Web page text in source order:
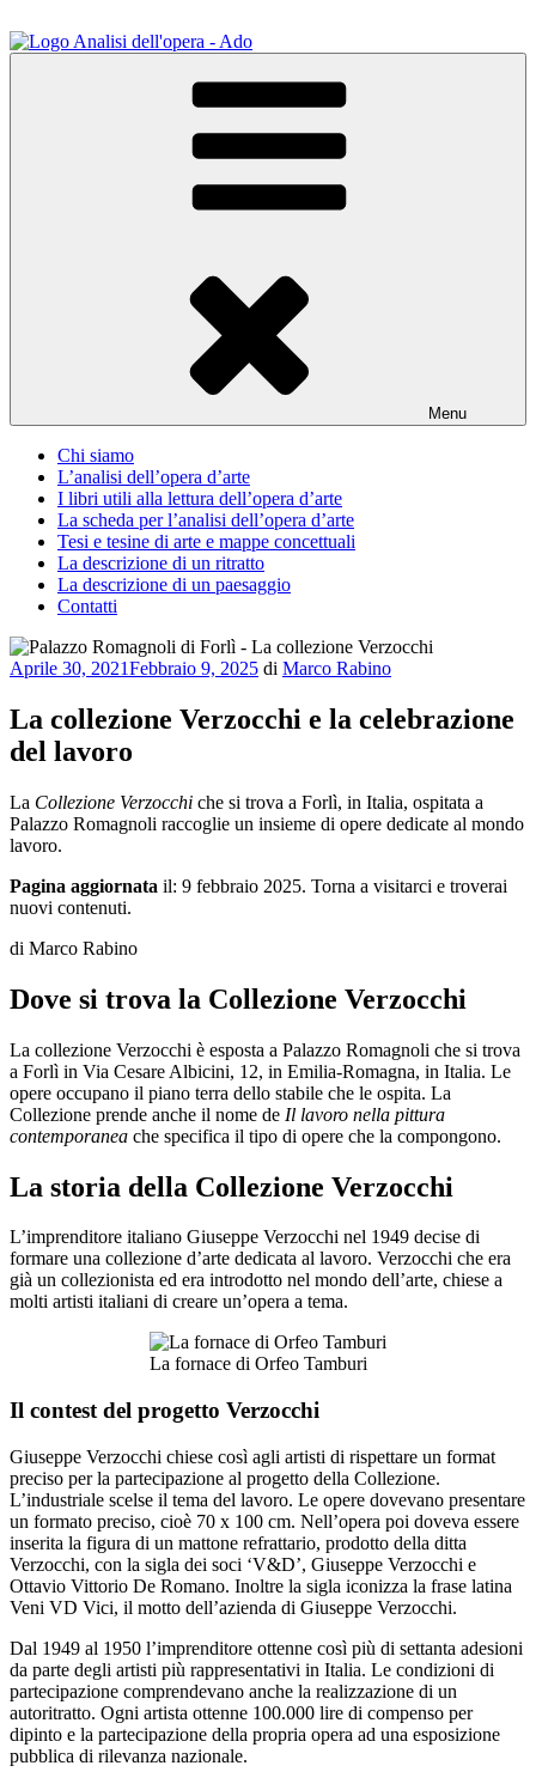
al
contenuto
Osservare le opere d'arte per capirle e imparare ad amarle
Menu
Chi siamo
L’analisi dell’opera d’arte
I libri utili alla lettura dell’opera d’arte
La scheda per l’analisi dell’opera d’arte
Tesi e tesine di arte e mappe concettuali
La descrizione di un ritratto
La descrizione di un paesaggio
Contatti
Pubblicato
Aprile 30, 2021Febbraio 9, 2025 di Marco Rabino
La collezione Verzocchi e la celebrazione
del lavoro
La Collezione Verzocchi che si trova a Forlì, in Italia, ospitata a
Palazzo Romagnoli raccoglie un insieme di opere dedicate al mondo
lavoro.
Pagina aggiornata il: 9 febbraio 2025. Torna a visitarci e troverai
nuovi contenuti.
di Marco Rabino
Dove si trova la Collezione Verzocchi
La collezione Verzocchi è esposta a Palazzo Romagnoli che si trova
a Forlì in Via Cesare Albicini, 12, in Emilia-Romagna, in Italia. Le
opere occupano il piano terra dello stabile che le ospita. La
Collezione prende anche il nome de Il lavoro nella pittura
contemporanea che specifica il tipo di opere che la compongono.
La storia della Collezione Verzocchi
L’imprenditore italiano Giuseppe Verzocchi nel 1949 decise di
formare una collezione d’arte dedicata al lavoro. Verzocchi che era
già un collezionista ed era introdotto nel mondo dell’arte, chiese a
molti artisti italiani di creare un’opera a tema.
La fornace di Orfeo Tamburi
Il contest del progetto Verzocchi
Giuseppe Verzocchi chiese così agli artisti di rispettare un format
preciso per la partecipazione al progetto della Collezione.
L’industriale scelse il tema del lavoro. Le opere dovevano presentare
un formato preciso, cioè 70 x 100 cm. Nell’opera poi doveva essere
inserita la figura di un mattone refrattario, prodotto della ditta
Verzocchi, con la sigla dei soci ‘V&D’, Giuseppe Verzocchi e
Ottavio Vittorio De Romano. Inoltre la sigla iconizza la frase latina
Veni VD Vici, il motto dell’azienda di Giuseppe Verzocchi.
Dal 1949 al 1950 l’imprenditore ottenne così più di settanta adesioni
da parte degli artisti più rappresentativi in Italia. Le condizioni di
partecipazione comprendevano anche la realizzazione di un
autoritratto. Ogni artista ottenne 100.000 lire di compenso per
dipinto e la partecipazione della propria opera ad una esposizione
pubblica di rilevanza nazionale.